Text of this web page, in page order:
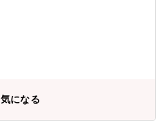
縮を目指します。 【スキルアップサ
体系を設け、社員のスキルアップを
までの幅広い年代のメンバーが協力
優しい生産ラインを実現していま
気になる